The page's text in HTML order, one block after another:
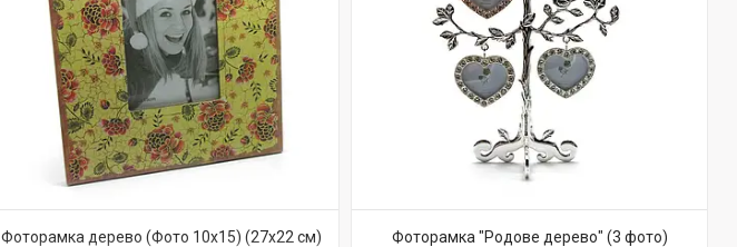
Фоторамка дерево (Фото 10х15) (27х22 см)
Фоторамка "Родове дерево" (3 фото)